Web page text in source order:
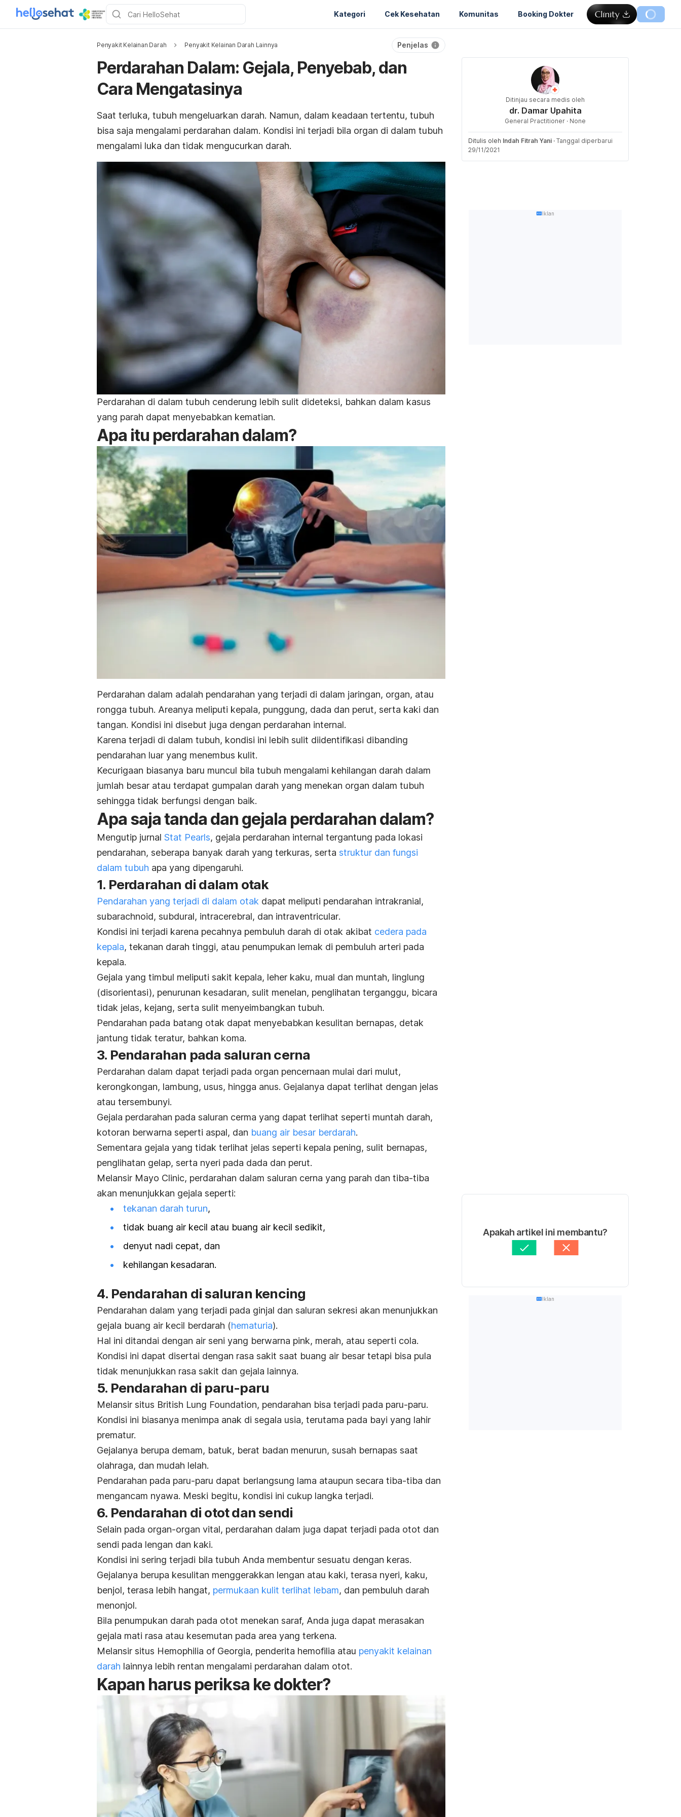
Kategori Cek Kesehatan Komunitas Booking Dokter
Penyakit Kelainan Darah Penyakit Kelainan Darah Lainnya Penjelas
Perdarahan Dalam: Gejala, Penyebab, dan
Cara Mengatasinya
Saat terluka, tubuh mengeluarkan darah. Namun, dalam keadaan tertentu, tubuh
bisa saja mengalami perdarahan dalam. Kondisi ini terjadi bila organ di dalam tubuh
mengalami luka dan tidak mengucurkan darah.
Perdarahan di dalam tubuh cenderung lebih sulit dideteksi, bahkan dalam kasus
yang parah dapat menyebabkan kematian.
Apa itu perdarahan dalam?
Perdarahan dalam adalah pendarahan yang terjadi di dalam jaringan, organ, atau
rongga tubuh. Areanya meliputi kepala, punggung, dada dan perut, serta kaki dan
tangan. Kondisi ini disebut juga dengan perdarahan internal.
Karena terjadi di dalam tubuh, kondisi ini lebih sulit diidentifikasi dibanding
pendarahan luar yang menembus kulit.
Kecurigaan biasanya baru muncul bila tubuh mengalami kehilangan darah dalam
jumlah besar atau terdapat gumpalan darah yang menekan organ dalam tubuh
sehingga tidak berfungsi dengan baik.
Apa saja tanda dan gejala perdarahan dalam?
Mengutip jurnal Stat Pearls, gejala perdarahan internal tergantung pada lokasi
pendarahan, seberapa banyak darah yang terkuras, serta struktur dan fungsi
dalam tubuh apa yang dipengaruhi.
1. Perdarahan di dalam otak
Pendarahan yang terjadi di dalam otak dapat meliputi pendarahan intrakranial,
subarachnoid, subdural, intracerebral, dan intraventricular.
Kondisi ini terjadi karena pecahnya pembuluh darah di otak akibat cedera pada
kepala, tekanan darah tinggi, atau penumpukan lemak di pembuluh arteri pada
kepala.
Gejala yang timbul meliputi sakit kepala, leher kaku, mual dan muntah, linglung
(disorientasi), penurunan kesadaran, sulit menelan, penglihatan terganggu, bicara
tidak jelas, kejang, serta sulit menyeimbangkan tubuh.
Pendarahan pada batang otak dapat menyebabkan kesulitan bernapas, detak
jantung tidak teratur, bahkan koma.
3. Pendarahan pada saluran cerna
Perdarahan dalam dapat terjadi pada organ pencernaan mulai dari mulut,
kerongkongan, lambung, usus, hingga anus. Gejalanya dapat terlihat dengan jelas
atau tersembunyi.
Gejala perdarahan pada saluran cerma yang dapat terlihat seperti muntah darah,
kotoran berwarna seperti aspal, dan buang air besar berdarah.
Sementara gejala yang tidak terlihat jelas seperti kepala pening, sulit bernapas,
penglihatan gelap, serta nyeri pada dada dan perut.
Melansir Mayo Clinic, perdarahan dalam saluran cerna yang parah dan tiba-tiba
akan menunjukkan gejala seperti:
tekanan darah turun,
tidak buang air kecil atau buang air kecil sedikit,
denyut nadi cepat, dan
kehilangan kesadaran.
4. Pendarahan di saluran kencing
Pendarahan dalam yang terjadi pada ginjal dan saluran sekresi akan menunjukkan
gejala buang air kecil berdarah (hematuria).
Hal ini ditandai dengan air seni yang berwarna pink, merah, atau seperti cola.
Kondisi ini dapat disertai dengan rasa sakit saat buang air besar tetapi bisa pula
tidak menunjukkan rasa sakit dan gejala lainnya.
5. Pendarahan di paru-paru
Melansir situs British Lung Foundation, pendarahan bisa terjadi pada paru-paru.
Kondisi ini biasanya menimpa anak di segala usia, terutama pada bayi yang lahir
prematur.
Gejalanya berupa demam, batuk, berat badan menurun, susah bernapas saat
olahraga, dan mudah lelah.
Pendarahan pada paru-paru dapat berlangsung lama ataupun secara tiba-tiba dan
mengancam nyawa. Meski begitu, kondisi ini cukup langka terjadi.
6. Pendarahan di otot dan sendi
Selain pada organ-organ vital, perdarahan dalam juga dapat terjadi pada otot dan
sendi pada lengan dan kaki.
Kondisi ini sering terjadi bila tubuh Anda membentur sesuatu dengan keras.
Gejalanya berupa kesulitan menggerakkan lengan atau kaki, terasa nyeri, kaku,
benjol, terasa lebih hangat, permukaan kulit terlihat lebam, dan pembuluh darah
menonjol.
Bila penumpukan darah pada otot menekan saraf, Anda juga dapat merasakan
gejala mati rasa atau kesemutan pada area yang terkena.
Melansir situs Hemophilia of Georgia, penderita hemofilia atau penyakit kelainan
darah lainnya lebih rentan mengalami perdarahan dalam otot.
Kapan harus periksa ke dokter?
Ditinjau secara medis oleh
dr. Damar Upahita
General Practitioner · None
Ditulis oleh Indah Fitrah Yani · Tanggal diperbarui
29/11/2021
Iklan
Apakah artikel ini membantu?
Iklan